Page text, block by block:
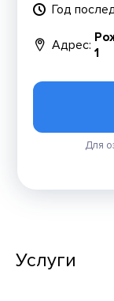
Год
Адрес: 1
Для
Услуги